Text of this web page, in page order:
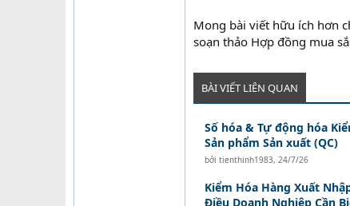
Mong bài viết hữu ích hơn
soạn thảo Hợp đồng mua
BÀI VIẾT LIÊN QUAN
Số hóa & Tự động hóa
Sản phẩm Sản xuất (QC)
bởi tienthinh1983, 24/7/26
Kiểm Hóa Hàng Xuất
Điều Doanh Nghiệp Cần